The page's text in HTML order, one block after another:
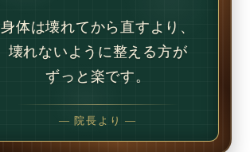
1回で変わることもあります。
でも、続けることで
変わることの方が多いです。
— 院長より —